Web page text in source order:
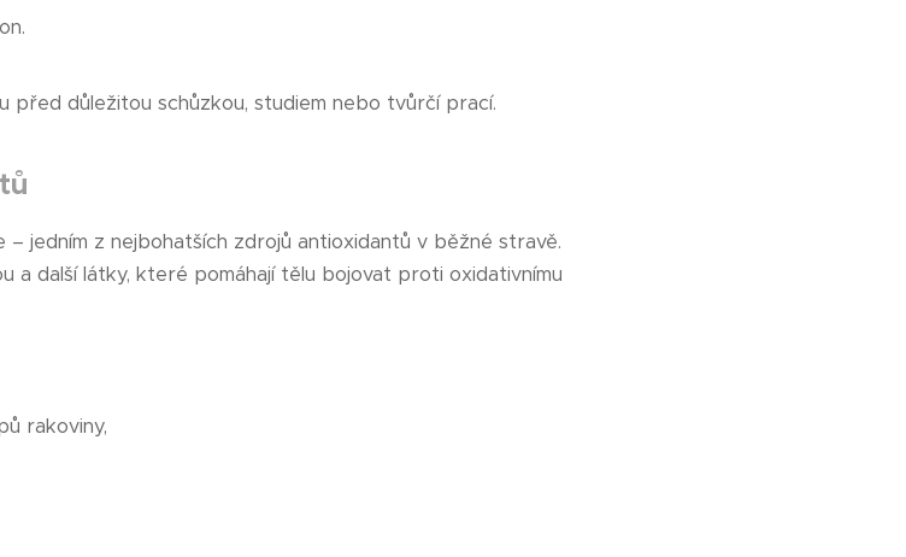
před důležitou schůzkou, studiem nebo tvůrčí prací.
– jedním z nejbohatších zdrojů antioxidantů v běžné stravě.
a další látky, které pomáhají tělu bojovat proti oxidativnímu
rakoviny,